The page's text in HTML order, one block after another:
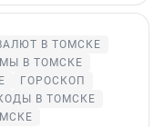
В ТОМСКЕ
В ТОМСКЕ
ГОРОСКОП
В ТОМСКЕ